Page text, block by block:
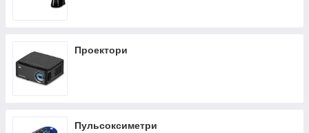
Проектори
Пульсоксиметри